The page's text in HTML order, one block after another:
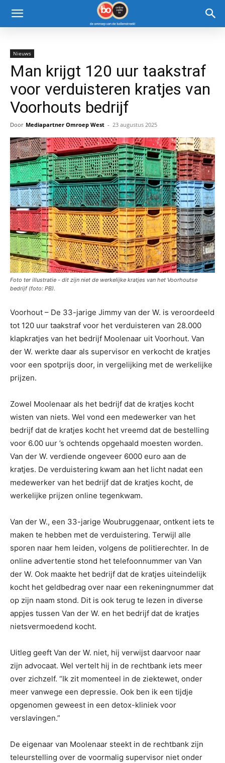
Nieuws
Man krijgt 120 uur taakstraf
voor verduisteren kratjes van
Voorhouts bedrijf
Door Mediapartner Omroep West - 23 augustus 2025
Foto ter illustratie - dit zijn niet de werkelijke kratjes van het Voorhoutse
bedrijf (foto: PB).
Voorhout – De 33-jarige Jimmy van der W. is veroordeeld
tot 120 uur taakstraf voor het verduisteren van 28.000
klapkratjes van het bedrijf Moolenaar uit Voorhout. Van
der W. werkte daar als supervisor en verkocht de kratjes
voor een spotprijs door, in vergelijking met de werkelijke
prijzen.
Zowel Moolenaar als het bedrijf dat de kratjes kocht
wisten van niets. Wel vond een medewerker van het
bedrijf dat de kratjes kocht het vreemd dat de bestelling
voor 6.00 uur ’s ochtends opgehaald moesten worden.
Van der W. verdiende ongeveer 6000 euro aan de
kratjes. De verduistering kwam aan het licht nadat een
medewerker van het bedrijf dat de kratjes kocht, de
werkelijke prijzen online tegenkwam.
Van der W., een 33-jarige Woubruggenaar, ontkent iets te
maken te hebben met de verduistering. Terwijl alle
sporen naar hem leiden, volgens de politierechter. In de
online advertentie stond het telefoonnummer van Van
der W. Ook maakte het bedrijf dat de kratjes uiteindelijk
kocht het geldbedrag over naar een rekeningnummer dat
op zijn naam stond. Dit is ook terug te lezen in diverse
appjes tussen Van der W. en het bedrijf dat de kratjes
nietsvermoedend kocht.
Uitleg geeft Van der W. niet, hij verwijst daarvoor naar
zijn advocaat. Wel vertelt hij in de rechtbank iets meer
over zichzelf. “Ik zit momenteel in de ziektewet, onder
meer vanwege een depressie. Ook ben ik een tijdje
opgenomen geweest in een detox-kliniek voor
verslavingen.”
De eigenaar van Moolenaar steekt in de rechtbank zijn
teleurstelling over de voormalig supervisor niet onder